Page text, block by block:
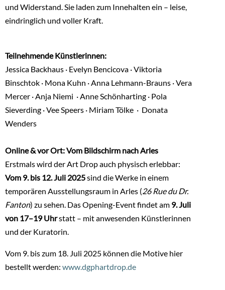
und Widerstand. Sie laden zum Innehalten ein – leise,
eindringlich und voller Kraft.
Teilnehmende Künstlerinnen:
Jessica Backhaus · Evelyn Bencicova · Viktoria
Binschtok · Mona Kuhn · Anna Lehmann-Brauns · Vera
Mercer · Anja Niemi · Anne Schönharting · Pola
Sieverding · Vee Speers · Miriam Tölke · Donata
Wenders
Online & vor Ort: Vom Bildschirm nach Arles
Erstmals wird der Art Drop auch physisch erlebbar:
Vom 9. bis 12. Juli 2025sind die Werke in einem
temporären Ausstellungsraum in Arles (26 Rue du Dr.
Fanton) zu sehen. Das Opening-Event findet am 9. Juli
von 17–19 Uhrstatt – mit anwesenden Künstlerinnen
und der Kuratorin.
Vom 9. bis zum 18. Juli 2025 können die Motive hier
bestellt werden: www.dgphartdrop.de